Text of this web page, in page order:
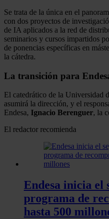
Se trata de la única en el
con dos proyectos de
de IA aplicados a la red de
seminarios y cursos impartidos
de ponencias específicas en
la cátedra.
La transición para
El catedrático de la Universidad
asumirá la dirección, y el
Endesa, Ignacio Berenguer, la
El redactor recomienda
Endesa inicia el
programa de
hasta 500